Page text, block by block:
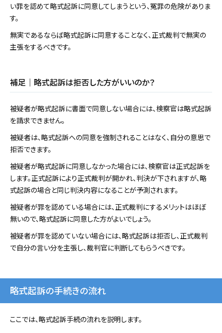
い罪を認めて略式起訴に同意してしまうという、冤罪の危険がありま
す。
無実であるならば略式起訴に同意することなく、正式裁判で無実の
主張をするべきです。
補足｜略式起訴は拒否した方がいいのか？
被疑者が略式起訴に書面で同意しない場合には、検察官は略式起訴
を請求できません。
被疑者は、略式起訴への同意を強制されることはなく、自分の意思で
拒否できます。
被疑者が略式起訴に同意しなかった場合には、検察官は正式起訴を
します。正式起訴により正式裁判が開かれ、判決が下されますが、略
式起訴の場合と同じ判決内容になることが予測されます。
被疑者が罪を認めている場合には、正式裁判にするメリットはほぼ
無いので、略式起訴に同意した方がよいでしょう。
被疑者が罪を認めていない場合には、略式起訴は拒否し、正式裁判
で自分の言い分を主張し、裁判官に判断してもらうべきです。
略式起訴の手続きの流れ
ここでは、略式起訴手続の流れを説明します。